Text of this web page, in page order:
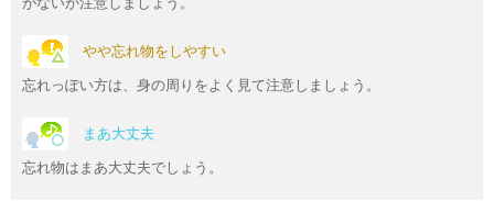
やや忘れ物をしやすい
忘れっぽい方は、身の周りをよく見て注意しましょう。
まあ大丈夫
忘れ物はまあ大丈夫でしょう。